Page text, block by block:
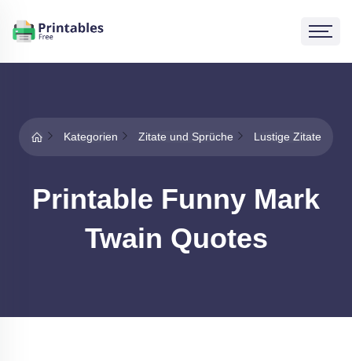
Kategorien Zitate und Sprüche Lustige Zitate
Printable Funny Mark
Twain Quotes